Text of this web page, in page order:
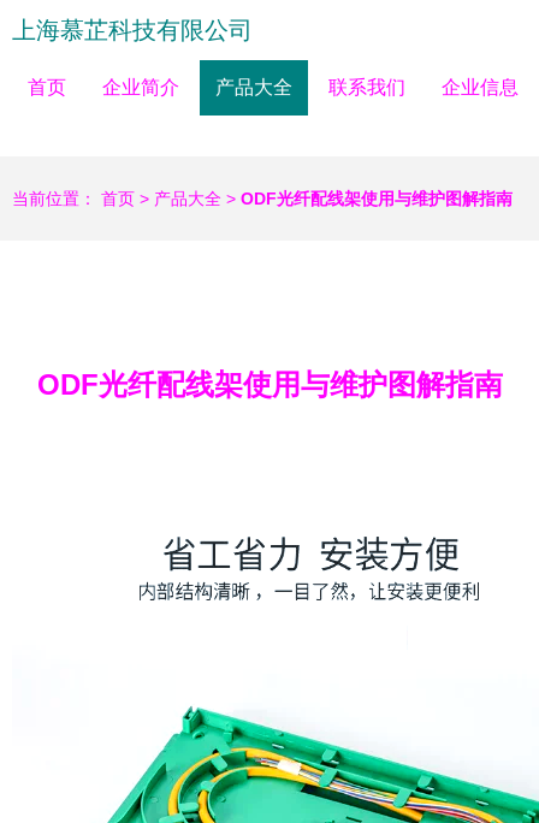
上海慕芷科技有限公司
首页 企业简介 产品大全 联系我们 企业信息
当前位置： 首页 > 产品大全 > ODF光纤配线架使用与维护图解指南
ODF光纤配线架使用与维护图解指南